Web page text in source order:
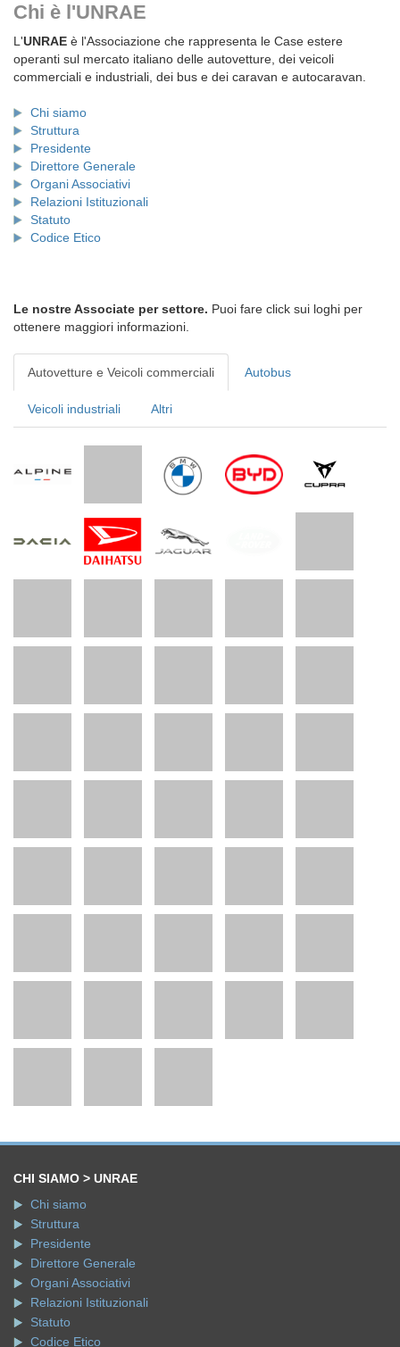
Chi è l'UNRAE
L'UNRAE è l'Associazione che rappresenta le Case estere
operanti sul mercato italiano delle autovetture, dei veicoli
commerciali e industriali, dei bus e dei caravan e autocaravan.
Chi siamo
Struttura
Presidente
Direttore Generale
Organi Associativi
Relazioni Istituzionali
Statuto
Codice Etico
Le nostre Associate per settore. Puoi fare click sui loghi per
ottenere maggiori informazioni.
Autovetture e Veicoli commerciali Autobus
Veicoli industriali Altri
Struttura
Presidente
Direttore Generale
Organi Associativi
Relazioni Istituzionali
Statuto
Codice Etico